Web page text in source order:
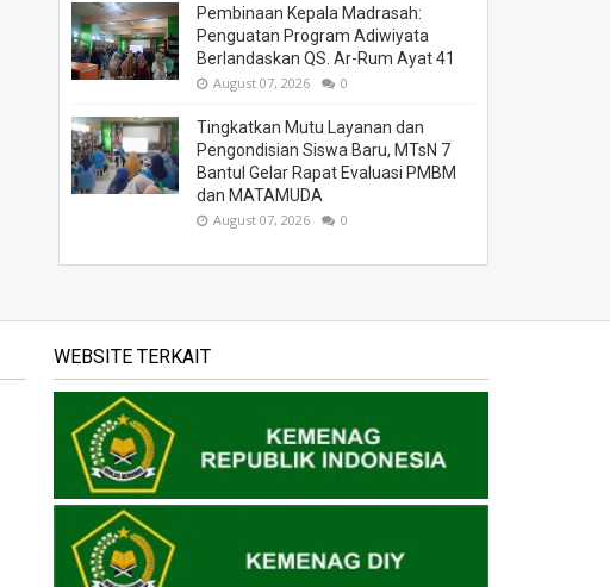
Pembinaan Kepala Madrasah:
Penguatan Program Adiwiyata
Berlandaskan QS. Ar-Rum Ayat 41
August 07, 2026 0
Tingkatkan Mutu Layanan dan
Pengondisian Siswa Baru, MTsN 7
Bantul Gelar Rapat Evaluasi PMBM
dan MATAMUDA
August 07, 2026 0
WEBSITE TERKAIT